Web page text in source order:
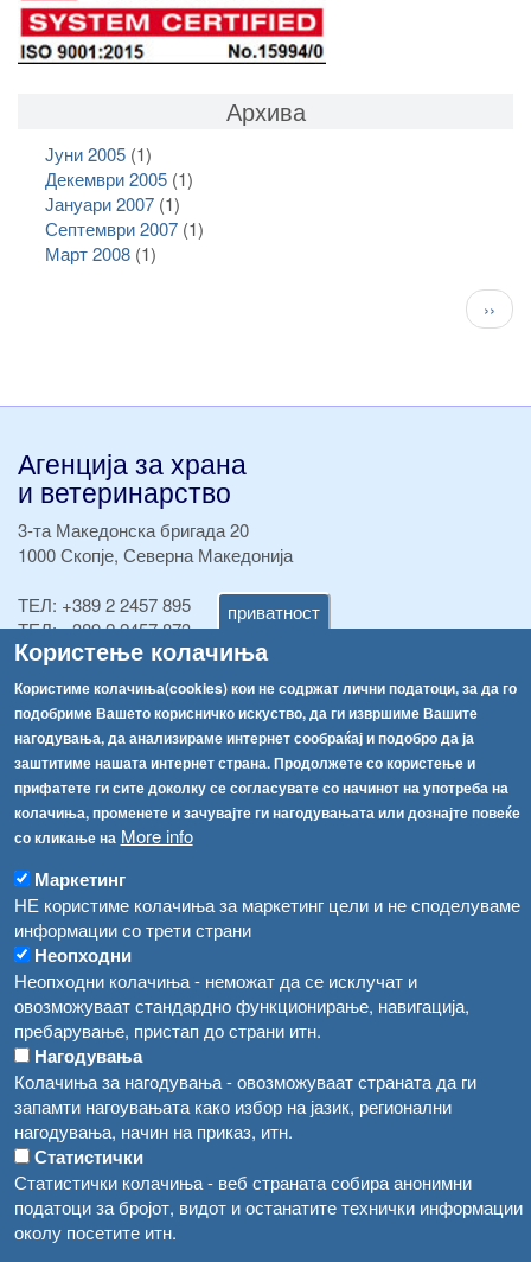
приватност
Користење колачиња
Користиме колачиња(cookies) кои не содржат лични податоци, за да го
подобриме Вашето корисничко искуство, да ги извршиме Вашите
нагодувања, да анализираме интернет сообраќај и подобро да ја
заштитиме нашата интернет страна. Продолжете со користење и
прифатете ги сите доколку се согласувате со начинот на употреба на
колачиња, променете и зачувајте ги нагодувањата или дознајте повеќе
со кликање на More info
Маркетинг
НЕ користиме колачиња за маркетинг цели и не споделуваме
информации со трети страни
Неопходни
Неопходни колачиња - неможат да се исклучат и
овозможуваат стандардно функционирање, навигација,
пребарување, пристап до страни итн.
Нагодувања
Колачиња за нагодувања - овозможуваат страната да ги
запамти нагоувањата како избор на јазик, регионални
нагодувања, начин на приказ, итн.
Статистички
Статистички колачиња - веб страната собира анонимни
податоци за бројот, видот и останатите технички информации
околу посетите итн.
Архива
Јуни 2005(1)
Декември 2005(1)
Јануари 2007(1)
Септември 2007(1)
Март 2008(1)
››
Агенција за храна
и ветеринарство
3-та Македонска бригада 20
1000 Скопје, Северна Македонија
ТЕЛ: +389 2 2457 895
ТЕЛ:+389 2 2457 873
Факс:+389 2 2457 893
Факс:
+389 2 2457 871
info@fva.gov.mk
[АХВ-претходна страна]
Соопштенија
Република Бугарија ги засили официјалните контроли при увоз на свежо овошје и зеленчук
Водата во Гостивар може да се користи како техничка, продолжува испораката на флаширана вода
Во Гостивар спроведени 70 вонредни контроли
Забраната за водата во Гостивар останува на сила, операторите да користат само технички безбедна вода
Навигација
Архива
Обрасци
Забрани
Огласи